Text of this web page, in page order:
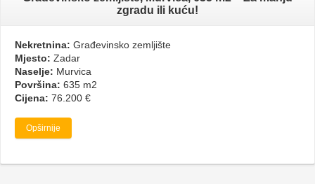
zgradu ili kuću!
Nekretnina: Građevinsko zemljište
Mjesto: Zadar
Naselje: Murvica
Površina: 635 m2
Cijena: 76.200 €
Opširnije